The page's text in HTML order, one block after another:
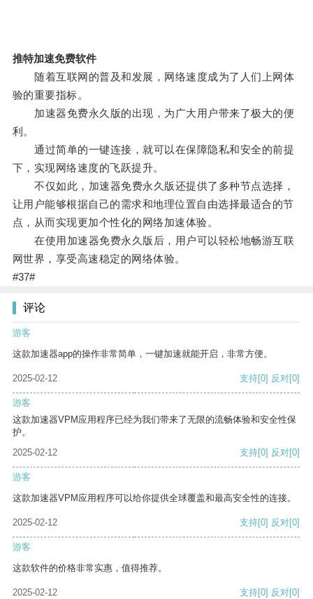
推特加速免费软件
随着互联网的普及和发展，网络速度成为了人们上网体
验的重要指标。
加速器免费永久版的出现，为广大用户带来了极大的便
利。
通过简单的一键连接，就可以在保障隐私和安全的前提
下，实现网络速度的飞跃提升。
不仅如此，加速器免费永久版还提供了多种节点选择，
让用户能够根据自己的需求和地理位置自由选择最适合的节
点，从而实现更加个性化的网络加速体验。
在使用加速器免费永久版后，用户可以轻松地畅游互联
网世界，享受高速稳定的网络体验。
#37#
评论
游客
这款加速器app的操作非常简单，一键加速就能开启，非常方便。
2025-02-12 支持[0] 反对[0]
游客
这款加速器VPM应用程序已经为我们带来了无限的流畅体验和安全性保
护。
2025-02-12
支持[0] 反对[0]
游客
这款加速器VPM应用程序可以给你提供全球覆盖和最高安全性的连接。
2025-02-12 支持[0] 反对[0]
游客
这款软件的价格非常实惠，值得推荐。
2025-02-12 支持[0] 反对[0]